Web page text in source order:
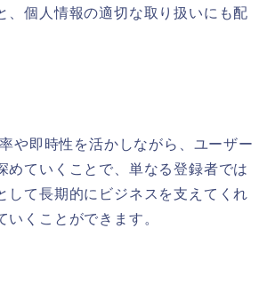
、個人情報の適切な取り扱いにも配
や即時性を活かしながら、ユーザー
めていくことで、単なる登録者では
して長期的にビジネスを支えてくれ
いくことができます。